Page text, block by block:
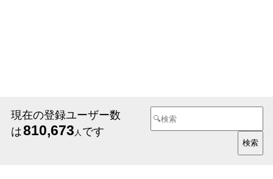
現在の登録ユーザー数
は810,673 人 です